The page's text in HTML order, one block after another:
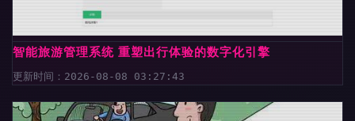
智能旅游管理系统 重塑出行体验的数字化引擎
更新时间：2026-08-08 03:27:43